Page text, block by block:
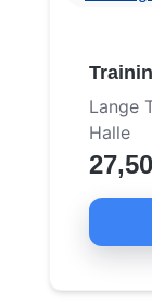
Lange
Halle